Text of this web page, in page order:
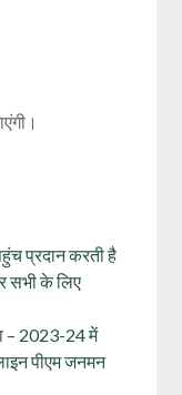
प्रदान करती है
सभी के लिए
– 2023-24 में
पीएम जनमन